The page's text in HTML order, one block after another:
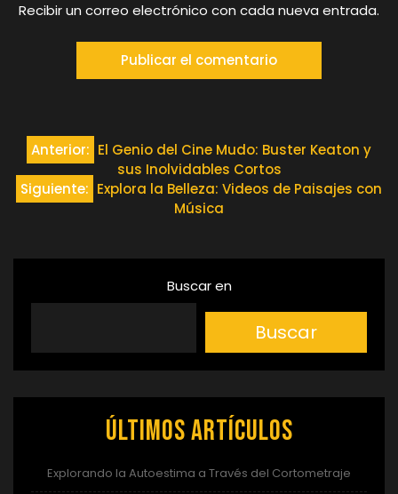
Recibir un correo electrónico con cada nueva entrada.
Navegación
de
Anterior: El Genio del Cine Mudo: Buster Keaton y
sus Inolvidables Cortos
Siguiente: Explora la Belleza: Videos de Paisajes con
Música
Buscar en
Buscar
Últimos artículos
Explorando la Autoestima a Través del Cortometraje